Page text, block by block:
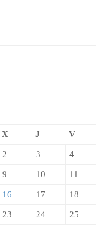
X J V
2 3 4
9 10 11
16 17 18
23 24 25